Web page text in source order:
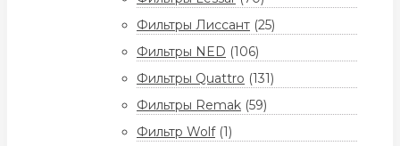
Фильтры Лиссант (25)
Фильтры NED (106)
Фильтры Quattro (131)
Фильтры Remak (59)
Фильтр Wolf (1)